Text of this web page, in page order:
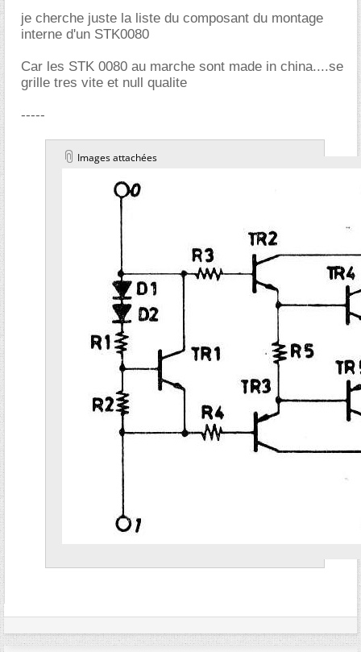
je cherche juste la liste du composant du montage
interne d'un STK0080
Car les STK 0080 au marche sont made in china....se
grille tres vite et null qualite
-----
Images attachées